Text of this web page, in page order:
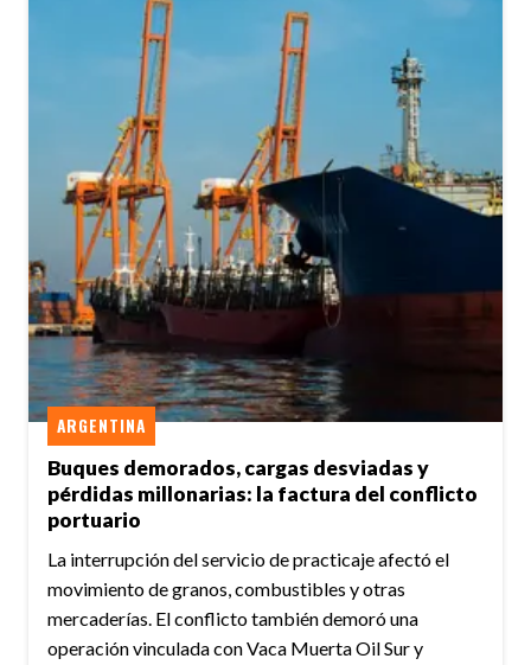
Buques demorados, cargas desviadas y
pérdidas millonarias: la factura del conflicto
portuario
ARGENTINA
La interrupción del servicio de practicaje afectó el
movimiento de granos, combustibles y otras
mercaderías. El conflicto también demoró una
operación vinculada con Vaca Muerta Oil Sur y